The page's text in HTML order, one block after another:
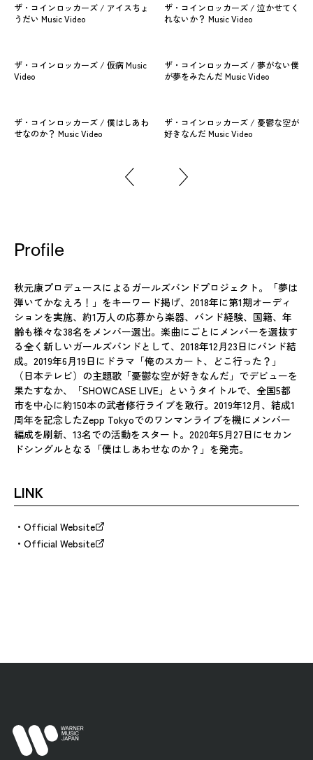
ザ・コインロッカーズ / アイスちょ
うだい Music Video
ザ・コインロッカーズ / 泣かせてく
れないか？ Music Video
ザ・コインロッカーズ / 仮病 Music
Video
ザ・コインロッカーズ / 夢がない僕
が夢をみたんだ Music Video
ザ・コインロッカーズ / 僕はしあわ
せなのか？ Music Video
ザ・コインロッカーズ / 憂鬱な空が
好きなんだ Music Video
Profile
秋元康プロデュースによるガールズバンドプロジェクト。「夢は
弾いてかなえろ！」をキーワード掲げ、2018年に第1期オーディ
ションを実施、約1万人の応募から楽器、バンド経験、国籍、年
齢も様々な38名をメンバー選出。楽曲にごとにメンバーを選抜す
る全く新しいガールズバンドとして、2018年12月23日にバンド結
成。2019年6月19日にドラマ「俺のスカート、どこ行った？」
（日本テレビ）の主題歌「憂鬱な空が好きなんだ」でデビューを
果たすなか、「SHOWCASE LIVE」というタイトルで、全国5都
市を中心に約150本の武者修行ライブを敢行。2019年12月、結成1
周年を記念したZepp Tokyoでのワンマンライブを機にメンバー
編成を刷新、13名での活動をスタート。2020年5月27日にセカン
ドシングルとなる「僕はしあわせなのか？」を発売。
LINK
Official Website
Official Website